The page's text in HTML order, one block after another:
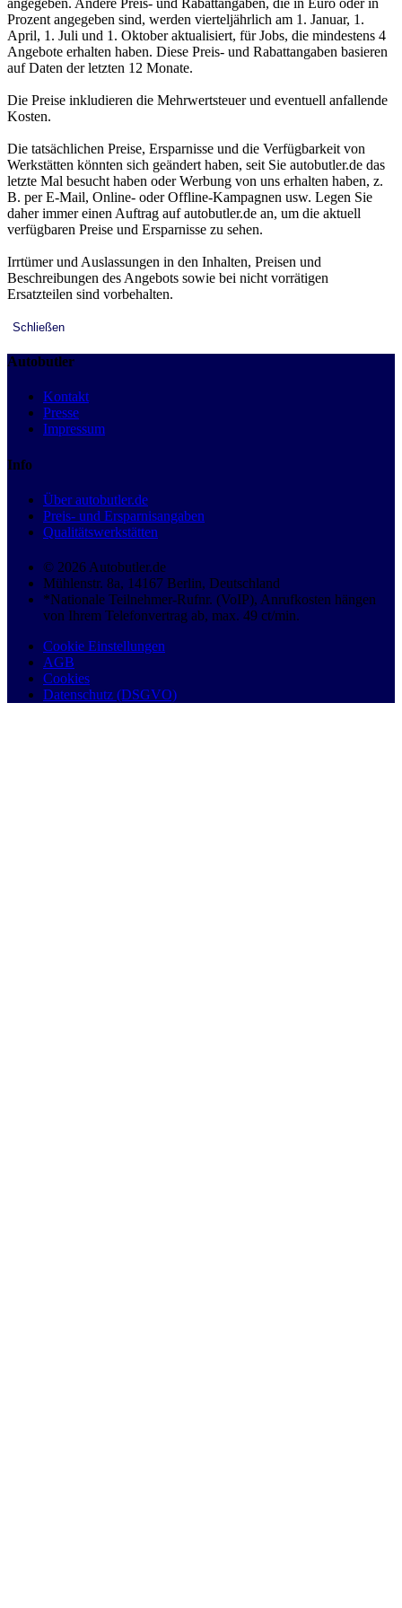
Prozent angegeben sind, werden vierteljährlich am 1. Januar, 1.
April, 1. Juli und 1. Oktober aktualisiert, für Jobs, die mindestens 4
Angebote erhalten haben. Diese Preis- und Rabattangaben basieren
auf Daten der letzten 12 Monate.
Die Preise inkludieren die Mehrwertsteuer und eventuell anfallende
Kosten.
Die tatsächlichen Preise, Ersparnisse und die Verfügbarkeit von
Werkstätten könnten sich geändert haben, seit Sie autobutler.de das
letzte Mal besucht haben oder Werbung von uns erhalten haben, z.
B. per E-Mail, Online- oder Offline-Kampagnen usw. Legen Sie
daher immer einen Auftrag auf autobutler.de an, um die aktuell
verfügbaren Preise und Ersparnisse zu sehen.
Irrtümer und Auslassungen in den Inhalten, Preisen und
Beschreibungen des Angebots sowie bei nicht vorrätigen
Ersatzteilen sind vorbehalten.
Schließen
Autobutler
Kontakt
Presse
Impressum
Info
Über autobutler.de
Preis- und Ersparnisangaben
Qualitätswerkstätten
© 2026 Autobutler.de
Mühlenstr. 8a, 14167 Berlin, Deutschland
*Nationale Teilnehmer-Rufnr. (VoIP), Anrufkosten hängen
von Ihrem Telefonvertrag ab, max. 49 ct/min.
Cookie Einstellungen
AGB
Cookies
Datenschutz (DSGVO)